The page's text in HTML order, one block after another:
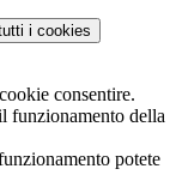
i cookies
consentire.
funzionamento della
potete